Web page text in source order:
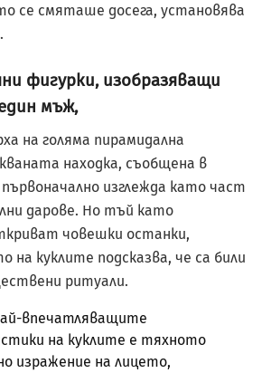
се смяташе досега, установява
фигурки, изобразяващи
мъж,
на голяма пирамидална
находка, съобщена в
изглежда като част
дарове. Но тъй като
човешки останки,
на куклите подсказва, че са били
ритуали.
впечатляващите
на куклите е тяхното
изражение на лицето,